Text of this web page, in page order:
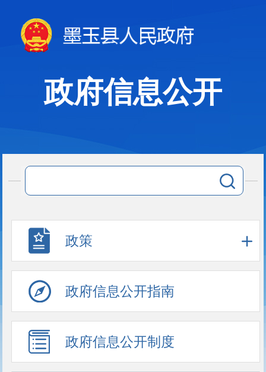
政府信息公开
政策
政府信息公开指南
政府信息公开制度